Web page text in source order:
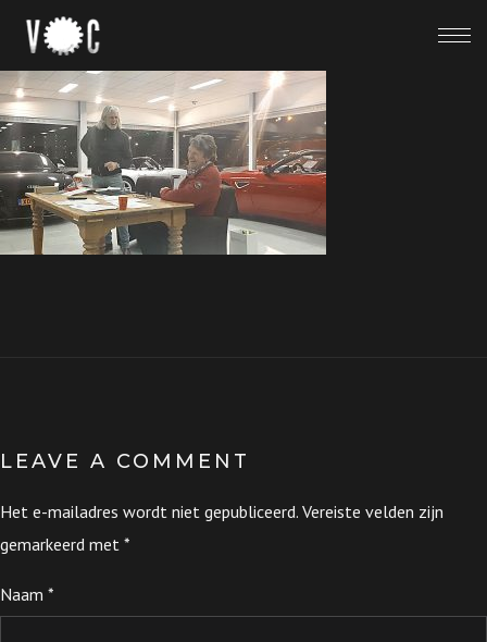
LEAVE A COMMENT
Het e-mailadres wordt niet gepubliceerd. Vereiste velden zijn
gemarkeerd met *
Naam *